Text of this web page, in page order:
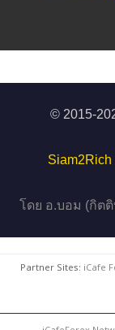
© 2015-
Siam2Rich
โดย อ.บอม (กิต
Partner Sites: iCafe